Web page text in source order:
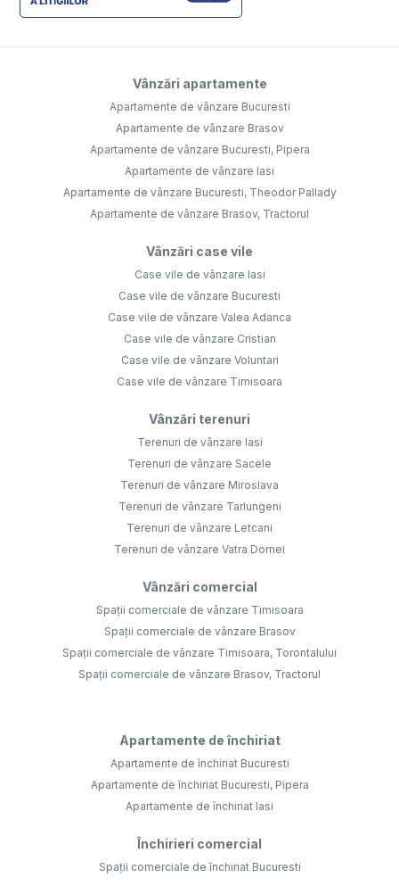
Vânzări apartamente
Apartamente de vânzare Bucuresti
Apartamente de vânzare Brasov
Apartamente de vânzare Bucuresti, Pipera
Apartamente de vânzare Iasi
Apartamente de vânzare Bucuresti, Theodor Pallady
Apartamente de vânzare Brasov, Tractorul
Vânzări case vile
Case vile de vânzare Iasi
Case vile de vânzare Bucuresti
Case vile de vânzare Valea Adanca
Case vile de vânzare Cristian
Case vile de vânzare Voluntari
Case vile de vânzare Timisoara
Vânzări terenuri
Terenuri de vânzare Iasi
Terenuri de vânzare Sacele
Terenuri de vânzare Miroslava
Terenuri de vânzare Tarlungeni
Terenuri de vânzare Letcani
Terenuri de vânzare Vatra Dornei
Vânzări comercial
Spații comerciale de vânzare Timisoara
Spații comerciale de vânzare Brasov
Spații comerciale de vânzare Timisoara, Torontalului
Spații comerciale de vânzare Brasov, Tractorul
Apartamente de închiriat
Apartamente de închiriat Bucuresti
Apartamente de închiriat Bucuresti, Pipera
Apartamente de închiriat Iasi
Închirieri comercial
Spații comerciale de închiriat Bucuresti